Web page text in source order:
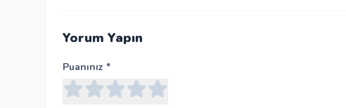
Yorum Yapın
Puanınız *